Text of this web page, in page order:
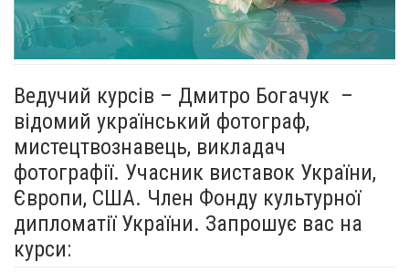
Ведучий курсів – Дмитро Богачук –
відомий український фотограф,
мистецтвознавець, викладач
фотографії. Учасник виставок України,
Європи, США. Член Фонду культурної
дипломатії України. Запрошує вас на
курси: